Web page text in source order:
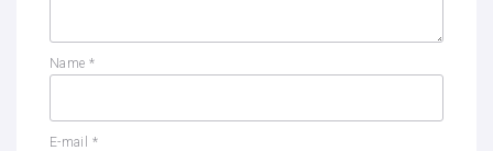
Name *
E-mail *